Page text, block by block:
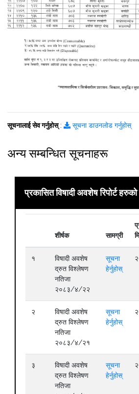
सूचनालाई सेव गर्नुहोस्: सूचना डाउनलोड गर्नुहोस्
अन्य सम्बन्धित सूचनाहरू
प्रकासित विषादी अवशेष रिपोर्ट
शीर्षक सामग्री
१
विषादी अवशेष
द्रुत विश्लेषण
नतिजा
२०८३/४/२२
सूचना
हेर्नुहोस्
२
विषादी अवशेष
द्रुत विश्लेषण
नतिजा
२०८३/४/२१
सूचना
हेर्नुहोस्
३
विषादी अवशेष
द्रुत विश्लेषण
नतिजा
सूचना
हेर्नुहोस्